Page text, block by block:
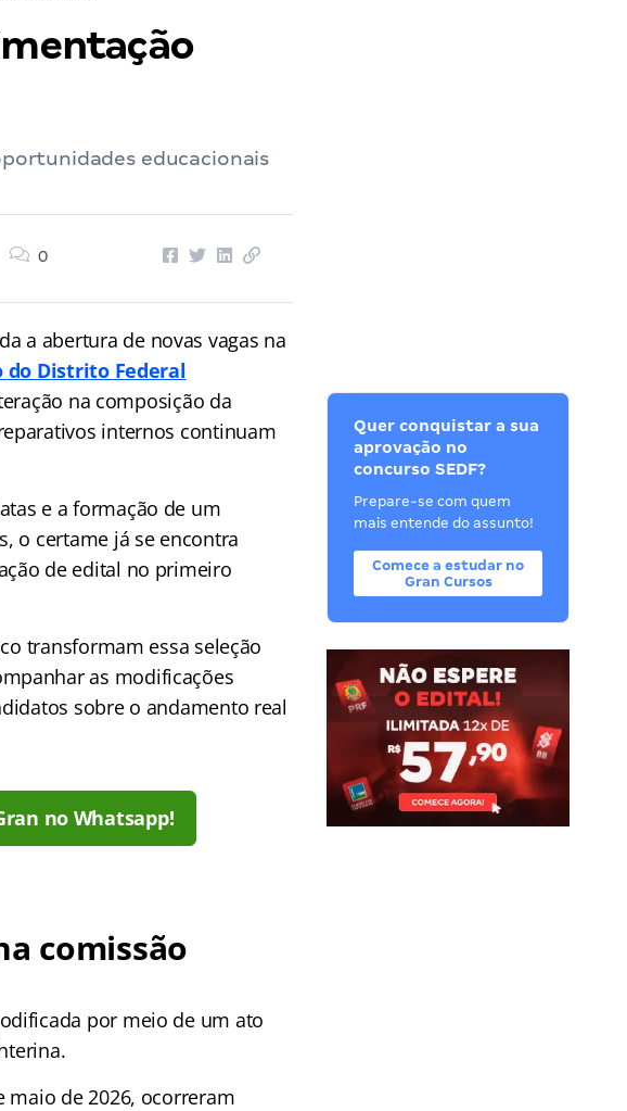
educacionais
0
a abertura de novas vagas na
do Distrito Federal
na composição da
internos continuam
e a formação de um
o certame já se encontra
de edital no primeiro
transformam essa seleção
as modificações
sobre o andamento real
no Whatsapp!
comissão
por meio de um ato
maio de 2026, ocorreram
Quer conquistar a sua
aprovação no
concurso SEDF?
Prepare-se com quem
mais entende do assunto!
Comece a estudar no
Gran Cursos